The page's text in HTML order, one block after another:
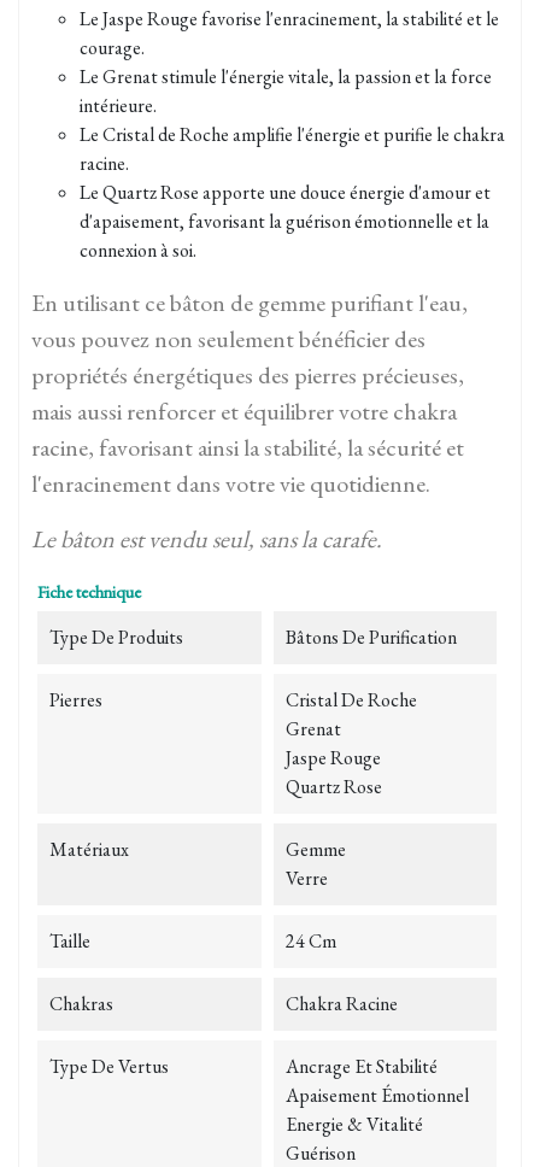
Le Jaspe Rouge favorise l'enracinement, la stabilité et le
courage.
Le Grenat stimule l'énergie vitale, la passion et la force
intérieure.
Le Cristal de Roche amplifie l'énergie et purifie le chakra
racine.
Le Quartz Rose apporte une douce énergie d'amour et
d'apaisement, favorisant la guérison émotionnelle et la
connexion à soi.
En utilisant ce bâton de gemme purifiant l'eau,
vous pouvez non seulement bénéficier des
propriétés énergétiques des pierres précieuses,
mais aussi renforcer et équilibrer votre chakra
racine, favorisant ainsi la stabilité, la sécurité et
l'enracinement dans votre vie quotidienne.
Le bâton est vendu seul, sans la carafe.
Fiche technique
Type De Produits Bâtons De Purification
Pierres
Cristal De Roche
Grenat
Jaspe Rouge
Quartz Rose
Matériaux
Gemme
Verre
Taille 24 Cm
Chakras Chakra Racine
Type De Vertus
Ancrage Et Stabilité
Apaisement Émotionnel
Energie & Vitalité
Guérison